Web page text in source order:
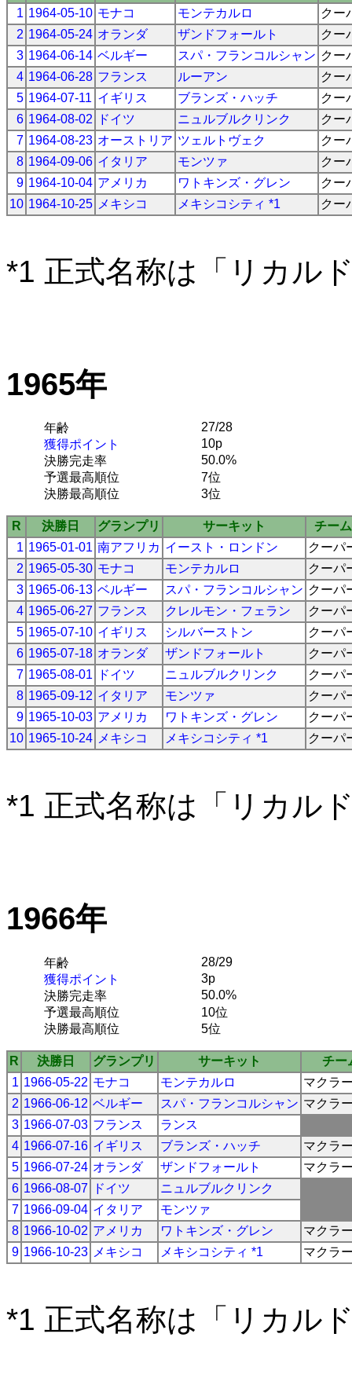
1 1964-05-10 モナコ モンテカルロ
クー
2 1964-05-24 オランダ ザンドフォールト
クー
3 1964-06-14 ベルギー スパ・フランコルシャン クー
4 1964-06-28 フランス ルーアン
クー
5 1964-07-11 イギリス ブランズ・ハッチ
クー
6 1964-08-02 ドイツ ニュルブルクリンク
クー
7 1964-08-23 オーストリア ツェルトヴェク
クー
8 1964-09-06 イタリア モンツァ
クー
9 1964-10-04 アメリカ ワトキンズ・グレン
クー
10 1964-10-25 メキシコ メキシコシティ *1 クー
*1 正式名称は「リカル
1965年
年齢
27/28
獲得ポイント
10p
決勝完走率
50.0%
予選最高順位
7位
決勝最高順位
3位
R 決勝日 グランプリ サーキット
チーム
1 1965-01-01 南アフリカ イースト・ロンドン
クーパ
2 1965-05-30 モナコ モンテカルロ
クーパ
3 1965-06-13 ベルギー スパ・フランコルシャン クーパ
4 1965-06-27 フランス クレルモン・フェラン
クーパ
5 1965-07-10 イギリス シルバーストン
クーパ
6 1965-07-18 オランダ ザンドフォールト
クーパ
7 1965-08-01 ドイツ ニュルブルクリンク
クーパ
8 1965-09-12 イタリア モンツァ
クーパ
9 1965-10-03 アメリカ ワトキンズ・グレン
クーパ
10 1965-10-24 メキシコ メキシコシティ *1 クーパ
*1 正式名称は「リカル
1966年
年齢
28/29
獲得ポイント
3p
決勝完走率
50.0%
予選最高順位
10位
決勝最高順位
5位
R 決勝日 グランプリ サーキット
チー
1 1966-05-22 モナコ モンテカルロ
マクラ
2 1966-06-12 ベルギー スパ・フランコルシャン マクラ
3 1966-07-03 フランス
ランス
4 1966-07-16 イギリス ブランズ・ハッチ
マクラ
5 1966-07-24 オランダ ザンドフォールト
マクラ
6 1966-08-07 ドイツ
ニュルブルクリンク
7 1966-09-04 イタリア
モンツァ
8 1966-10-02 アメリカ ワトキンズ・グレン
マクラ
9 1966-10-23 メキシコ メキシコシティ *1 マクラ
*1 正式名称は「リカル